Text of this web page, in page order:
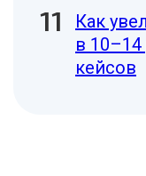
Как
в
кейсов